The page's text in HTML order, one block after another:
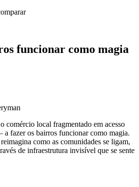
funcionar como magia
comércio local fragmentado em acesso
fazer os bairros funcionar como magia.
como as comunidades se ligam,
de infraestrutura invisível que se sente